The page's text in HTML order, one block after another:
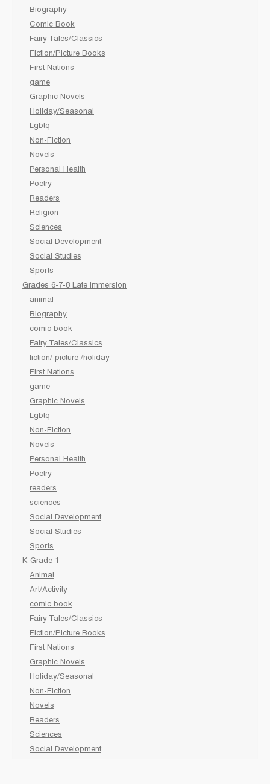
Biography
Comic Book
Fairy Tales/Classics
Fiction/Picture Books
First Nations
game
Graphic Novels
Holiday/Seasonal
Lgbtq
Non-Fiction
Novels
Personal Health
Poetry
Readers
Religion
Sciences
Social Development
Social Studies
Sports
Grades 6-7-8 Late immersion
animal
Biography
comic book
Fairy Tales/Classics
fiction/ picture /holiday
First Nations
game
Graphic Novels
Lgbtq
Non-Fiction
Novels
Personal Health
Poetry
readers
sciences
Social Development
Social Studies
Sports
K-Grade 1
Animal
Art/Activity
comic book
Fairy Tales/Classics
Fiction/Picture Books
First Nations
Graphic Novels
Holiday/Seasonal
Non-Fiction
Novels
Readers
Sciences
Social Development